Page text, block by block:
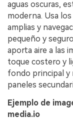
aguas oscuras,
moderna. Usa
amplias y
pequeño y
aporta aire a las
toque costero y
fondo principal y
paneles
Ejemplo de
media.io